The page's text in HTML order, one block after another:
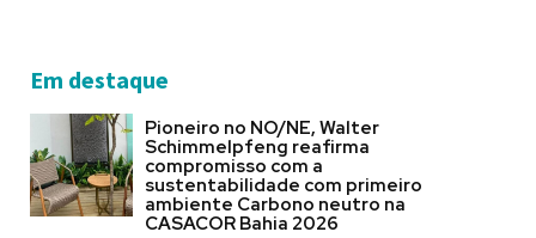
Em destaque
Pioneiro no NO/NE, Walter
Schimmelpfeng reafirma
compromisso com a
sustentabilidade com primeiro
ambiente Carbono neutro na
CASACOR Bahia 2026